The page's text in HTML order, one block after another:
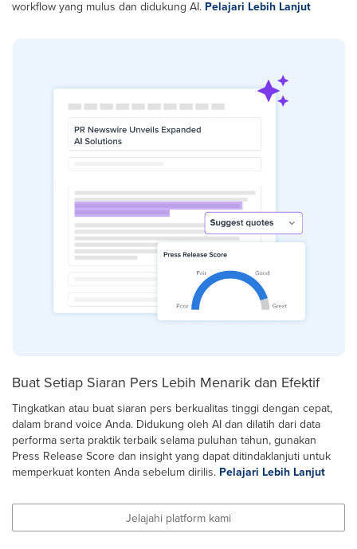
workflow yang mulus dan didukung AI. Pelajari Lebih Lanjut
Buat Setiap Siaran Pers Lebih Menarik dan Efektif
Tingkatkan atau buat siaran pers berkualitas tinggi dengan cepat,
dalam brand voice Anda. Didukung oleh AI dan dilatih dari data
performa serta praktik terbaik selama puluhan tahun, gunakan
Press Release Score dan insight yang dapat ditindaklanjuti untuk
memperkuat konten Anda sebelum dirilis. Pelajari Lebih Lanjut
Jelajahi platform kami